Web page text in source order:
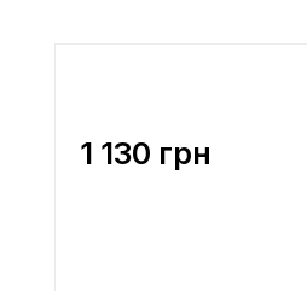
1 130 грн